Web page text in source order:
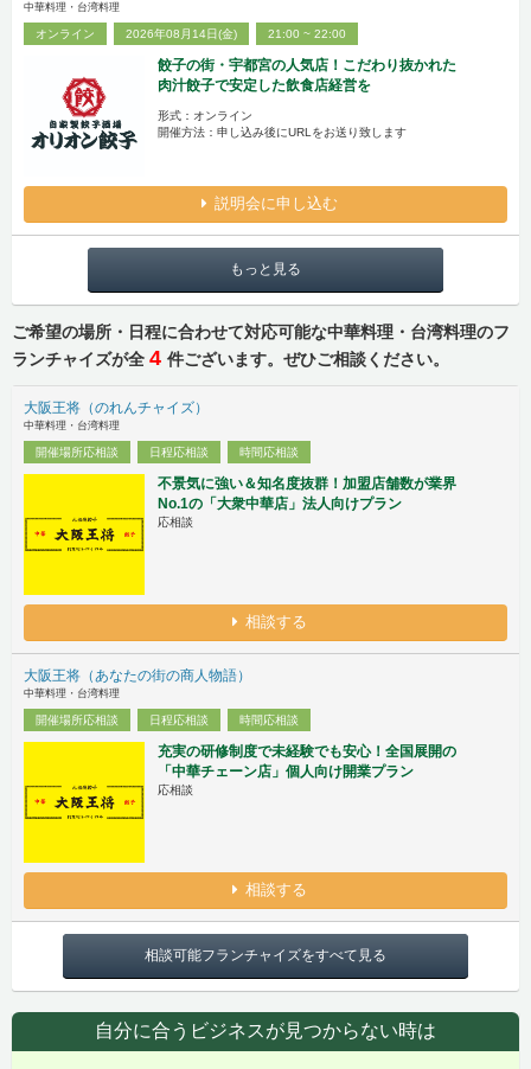
中華料理・台湾料理
オンライン 2026年08月14日(金) 21:00 ~ 22:00
餃子の街・宇都宮の人気店！こだわり抜かれた
肉汁餃子で安定した飲食店経営を
形式：オンライン
開催方法：申し込み後にURLをお送り致します
説明会に申し込む
もっと見る
ご希望の場所・日程に合わせて対応可能な中華料理・台湾料理のフ
ランチャイズが全 4 件ございます。ぜひご相談ください。
大阪王将（のれんチャイズ）
中華料理・台湾料理
開催場所応相談 日程応相談 時間応相談
不景気に強い＆知名度抜群！加盟店舗数が業界
No.1の「大衆中華店」法人向けプラン
応相談
相談する
大阪王将（あなたの街の商人物語）
中華料理・台湾料理
開催場所応相談 日程応相談 時間応相談
充実の研修制度で未経験でも安心！全国展開の
「中華チェーン店」個人向け開業プラン
応相談
相談する
相談可能フランチャイズをすべて見る
自分に合うビジネスが見つからない時は